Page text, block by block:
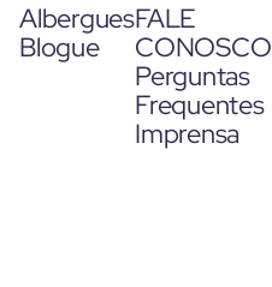
Albergues
Blogue
FALE
CONOSCO
Perguntas
Frequentes
Imprensa